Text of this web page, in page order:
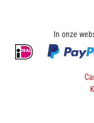
In onze